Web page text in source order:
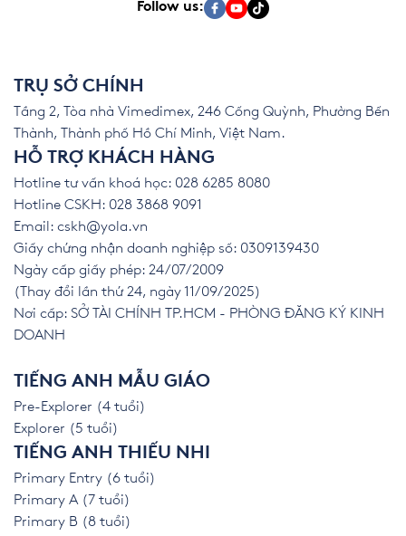
Follow us:
TRỤ SỞ CHÍNH
Tầng 2, Tòa nhà Vimedimex, 246 Cống Quỳnh, Phường Bến
Thành, Thành phố Hồ Chí Minh, Việt Nam.
HỖ TRỢ KHÁCH HÀNG
Hotline tư vấn khoá học: 028 6285 8080
Hotline CSKH: 028 3868 9091
Email: cskh@yola.vn
Giấy chứng nhận doanh nghiệp số: 0309139430
Ngày cấp giấy phép: 24/07/2009
(Thay đổi lần thứ 24, ngày 11/09/2025)
Nơi cấp: SỞ TÀI CHÍNH TP.HCM - PHÒNG ĐĂNG KÝ KINH
DOANH
TIẾNG ANH MẪU GIÁO
Pre-Explorer (4 tuổi)
Explorer (5 tuổi)
TIẾNG ANH THIẾU NHI
Primary Entry (6 tuổi)
Primary A (7 tuổi)
Primary B (8 tuổi)